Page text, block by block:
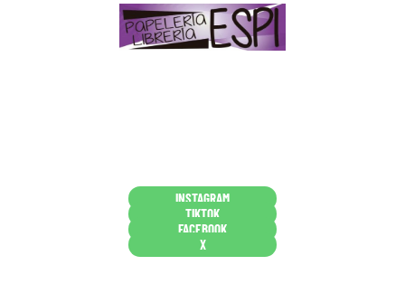
INSTAGRAM
TIKTOK
FACEBOOK
X